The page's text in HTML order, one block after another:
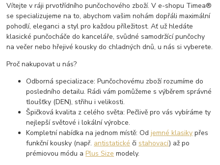
Vítejte v ráji prvotřídního punčochového zboží. V e-shopu Timea®
se specializujeme na to, abychom vašim nohám dopřáli maximální
pohodlí, eleganci a styl pro každou příležitost. Ať už hledáte
klasické punčocháče do kanceláře, svůdné samodržící punčochy
na večer nebo hřejivé kousky do chladných dnů, u nás si vyberete.
Proč nakupovat u nás?
Odborná specializace: Punčochovému zboží rozumíme do
posledního detailu. Rádi vám pomůžeme s výběrem správné
tloušťky (DEN), střihu i velikosti.
Špičková kvalita z celého světa: Pečlivě pro vás vybíráme ty
nejlepší světové i lokální výrobce.
Kompletní nabídka na jednom místě: Odjemné klasiky přes
funkční kousky (např. antistatické či stahovací) až po
prémiovou módu aPlus Size modely.